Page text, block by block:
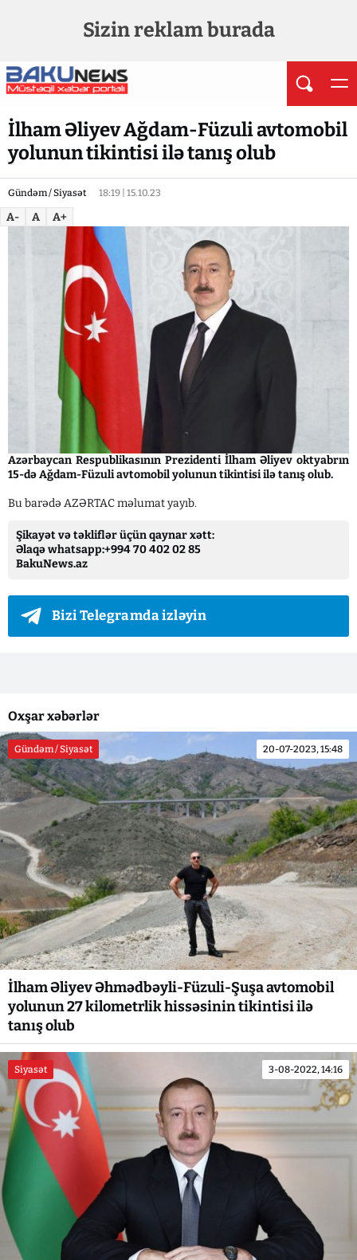
Sizin reklam burada
İlham Əliyev Ağdam-Füzuli avtomobil
yolunun tikintisi ilə tanış olub
Gündəm / Siyasət 18:19 | 15.10.23
A- A A+
Azərbaycan Respublikasının Prezidenti İlham Əliyev oktyabrın
15-də Ağdam-Füzuli avtomobil yolunun tikintisi ilə tanış olub.
Bu barədə AZƏRTAC məlumat yayıb.
Şikayət və təkliflər üçün qaynar xətt:
Əlaqə whatsapp:+994 70 402 02 85
BakuNews.az
Bizi Telegramda izləyin
Oxşar xəbərlər
Gündəm / Siyasət 20-07-2023, 15:48
İlham Əliyev Əhmədbəyli-Füzuli-Şuşa avtomobil
yolunun 27 kilometrlik hissəsinin tikintisi ilə
tanış olub
Siyasət 3-08-2022, 14:16